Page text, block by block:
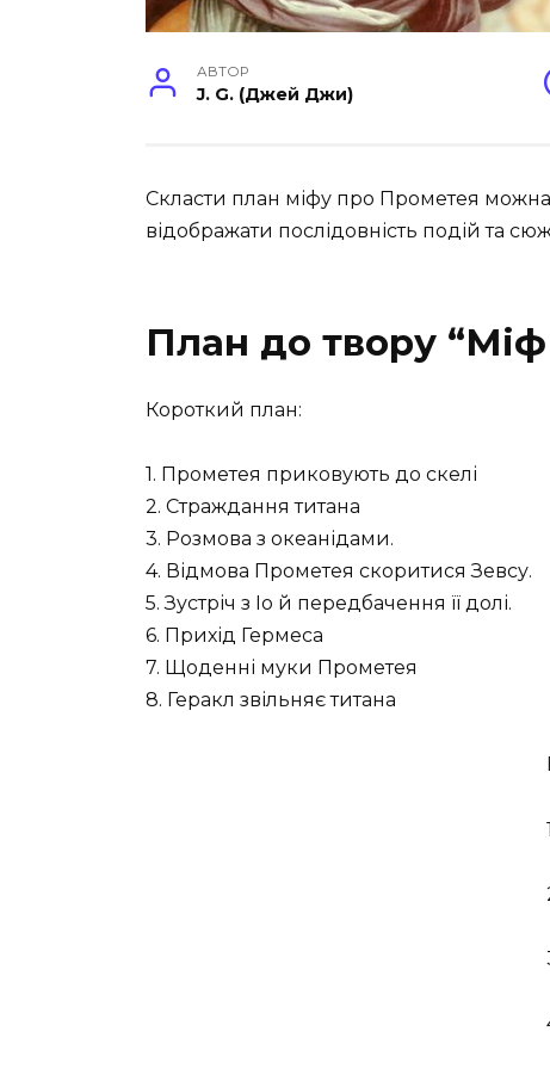
АВТОР
J. G. (Джей Джи)
Скласти план міфу про Прометея
відображати послідовність подій та
План до твору
Короткий план:
1. Прометея приковують до скелі
2. Страждання титана
3. Розмова з океанідами.
4. Відмова Прометея скоритися Зевсу.
5. Зустріч з Іо й передбачення її долі.
6. Прихід Гермеса
7. Щоденні муки Прометея
8. Геракл звільняє титана